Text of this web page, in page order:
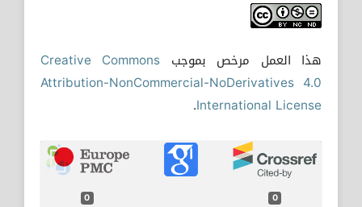
هذا العمل مرخص بموجب Creative Commons
Attribution-NonCommercial-NoDerivatives 4.0
International License
.
0
0